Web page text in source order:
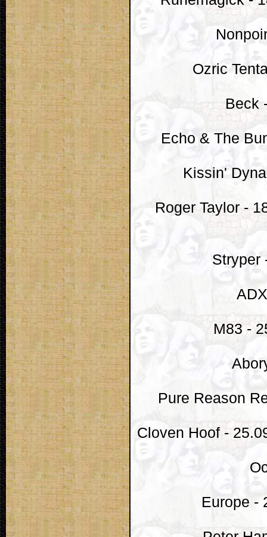
Ozric
Beck
Echo & The
Kissin'
Roger Taylor -
Stryper
M83 -
Pure Reason
Cloven Hoof -
Europe -